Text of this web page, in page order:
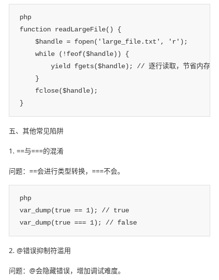
php
function readLargeFile() {
    $handle = fopen('large_file.txt', 'r');
    while (!feof($handle)) {
        yield fgets($handle); // 逐行读取，节省内存
    }
    fclose($handle);
}
五、其他常见陷阱
1. ==与===的混淆
问题：==会进行类型转换，===不会。
php
var_dump(true == 1); // true
var_dump(true === 1); // false
2. @错误抑制符滥用
问题：@会隐藏错误，增加调试难度。